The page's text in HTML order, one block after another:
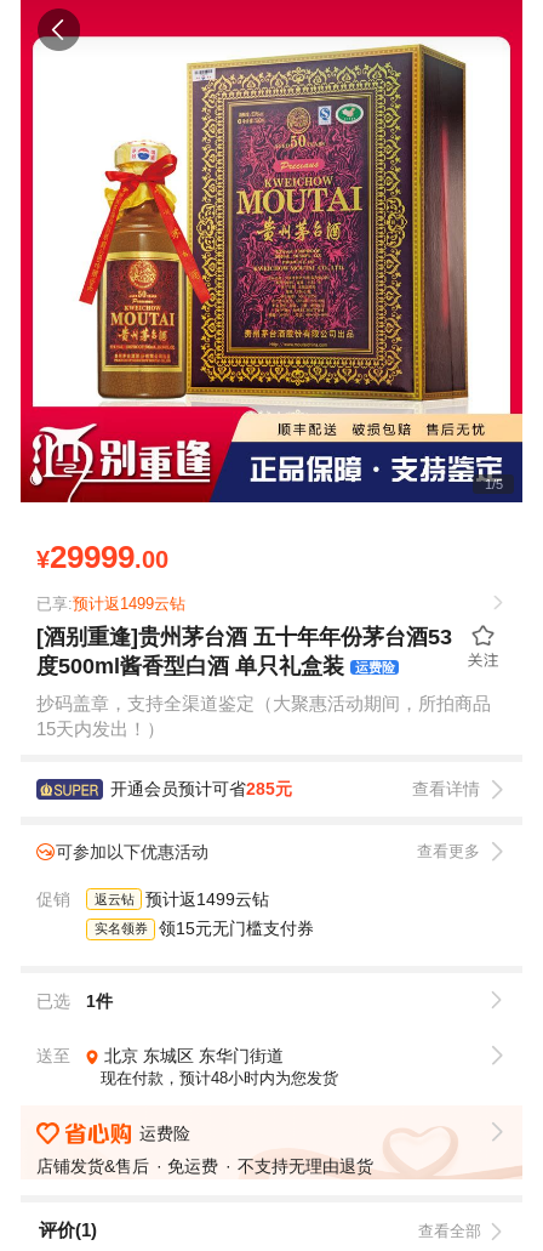
1/5
¥29999.00
已享:预计返1499云钻
[酒别重逢]贵州茅台酒 五十年年份茅台酒53
度500ml酱香型白酒 单只礼盒装 运费险
抄码盖章，支持全渠道鉴定（大聚惠活动期间，所拍商品
15天内发出！）
开通会员预计可省285元 查看详情
可参加以下优惠活动 查看更多
促销 返云钻 预计返1499云钻
实名领券 领15元无门槛支付券
已选 1件
送至 北京 东城区 东华门街道
现在付款，预计48小时内为您发货
运费险
店铺发货&售后
免运费 不支持无理由退货
评价(1) 查看全部